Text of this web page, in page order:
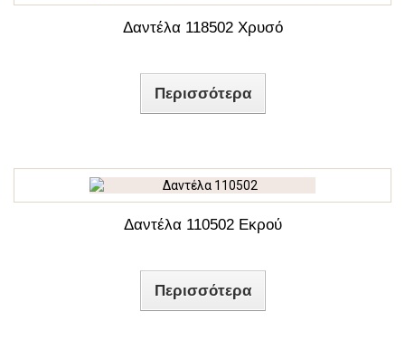
Δαντέλα 118502 Χρυσό
Περισσότερα
Δαντέλα 110502 Εκρού
Περισσότερα